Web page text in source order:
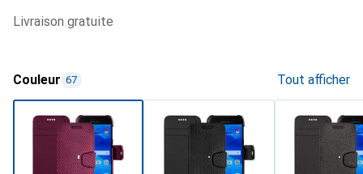
livraison gratuite
Couleur 67 Tout afficher